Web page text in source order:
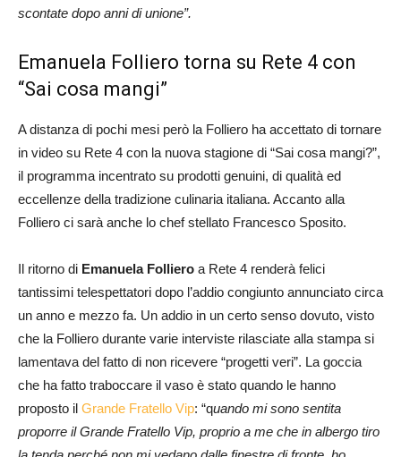
scontate dopo anni di unione”.
Emanuela Folliero torna su Rete 4 con
“Sai cosa mangi”
A distanza di pochi mesi però la Folliero ha accettato di tornare
in video su Rete 4 con la nuova stagione di “Sai cosa mangi?”,
il programma incentrato su prodotti genuini, di qualità ed
eccellenze della tradizione culinaria italiana. Accanto alla
Folliero ci sarà anche lo chef stellato Francesco Sposito.
Il ritorno di Emanuela Folliero a Rete 4 renderà felici
tantissimi telespettatori dopo l’addio congiunto annunciato circa
un anno e mezzo fa. Un addio in un certo senso dovuto, visto
che la Folliero durante varie interviste rilasciate alla stampa si
lamentava del fatto di non ricevere “progetti veri”. La goccia
che ha fatto traboccare il vaso è stato quando le hanno
proposto il Grande Fratello Vip: “quando mi sono sentita
proporre il Grande Fratello Vip, proprio a me che in albergo tiro